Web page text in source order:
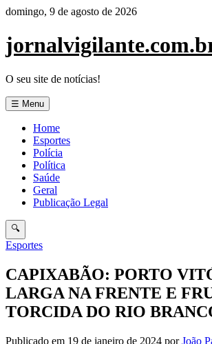
Pular
o
conteúdo
domingo, 9 de agosto de 2026
O seu site de notícias!
☰ Menu
Home
Esportes
Polícia
Política
Saúde
Geral
Publicação Legal
🔍
Esportes
CAPIXABÃO: PORTO
LARGA NA FRENTE E
TORCIDA DO RIO
Publicado em 19 de janeiro de 2024 porJoão